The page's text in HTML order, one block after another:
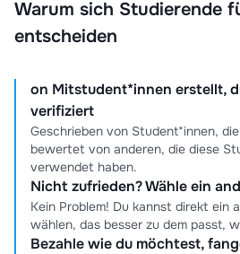
Warum sich Studierende
entscheiden
on Mitstudent*innen erstellt,
verifiziert
Geschrieben von Student*innen,
bewertet von anderen, die diese
verwendet haben.
Nicht zufrieden? Wähle ein
Kein Problem! Du kannst direkt ein
wählen, das besser zu dem passt,
Bezahle wie du möchtest,